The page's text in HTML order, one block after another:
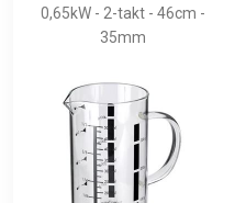
0,65kW - 2-takt - 46cm -
35mm